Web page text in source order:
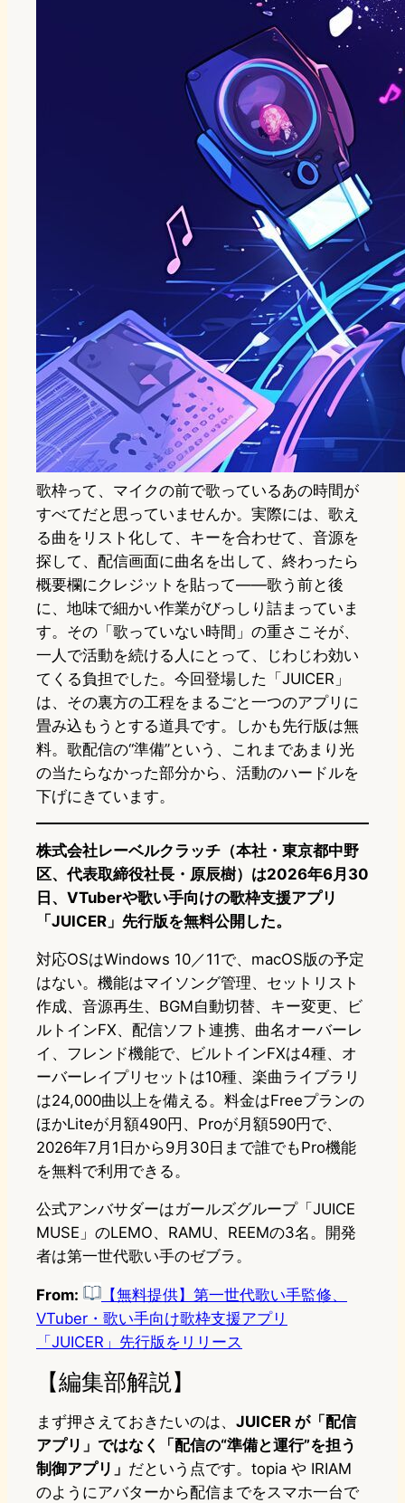
歌枠って、マイクの前で歌っているあの時間が
すべてだと思っていませんか。実際には、歌え
る曲をリスト化して、キーを合わせて、音源を
探して、配信画面に曲名を出して、終わったら
概要欄にクレジットを貼って——歌う前と後
に、地味で細かい作業がびっしり詰まっていま
す。その「歌っていない時間」の重さこそが、
一人で活動を続ける人にとって、じわじわ効い
てくる負担でした。今回登場した「JUICER」
は、その裏方の工程をまるごと一つのアプリに
畳み込もうとする道具です。しかも先行版は無
料。歌配信の“準備”という、これまであまり光
の当たらなかった部分から、活動のハードルを
下げにきています。
株式会社レーベルクラッチ（本社・東京都中野
区、代表取締役社長・原辰樹）は2026年6月30
日、VTuberや歌い手向けの歌枠支援アプリ
「JUICER」先行版を無料公開した。
対応OSはWindows 10／11で、macOS版の予定
はない。機能はマイソング管理、セットリスト
作成、音源再生、BGM自動切替、キー変更、ビ
ルトインFX、配信ソフト連携、曲名オーバーレ
イ、フレンド機能で、ビルトインFXは4種、オ
ーバーレイプリセットは10種、楽曲ライブラリ
は24,000曲以上を備える。料金はFreeプランの
ほかLiteが月額490円、Proが月額590円で、
2026年7月1日から9月30日まで誰でもPro機能
を無料で利用できる。
公式アンバサダーはガールズグループ「JUICE
MUSE」のLEMO、RAMU、REEMの3名。開発
者は第一世代歌い手のゼブラ。
From:
【無料提供】第一世代歌い手監修、
VTuber・歌い手向け歌枠支援アプリ
「JUICER」先行版をリリース
【編集部解説】
まず押さえておきたいのは、 JUICER が「配信
アプリ」ではなく「配信の“準備と運行”を担う
制御アプリ」 だという点です。topia や IRIAM
のようにアバターから配信までをスマホ一台で